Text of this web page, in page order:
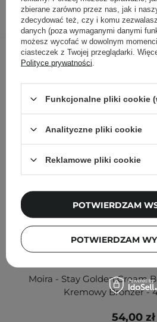
Inni klienci
Moira - Stay Golden Cream
Kremowy Bronzer -
54,00 zł
zbierane zarówno przez nas, jak i
zdecydować też, czy i komu
danych (poza wymaganymi danymi
możesz wycofać w dowolnym
ciasteczek z Twojej przeglądarki.
Polityce prywatności
Funkcjonalne pliki cookie
Analityczne pliki cookie
Reklamowe pliki cookie
POTWIERDZAM
POTWIERDZAM